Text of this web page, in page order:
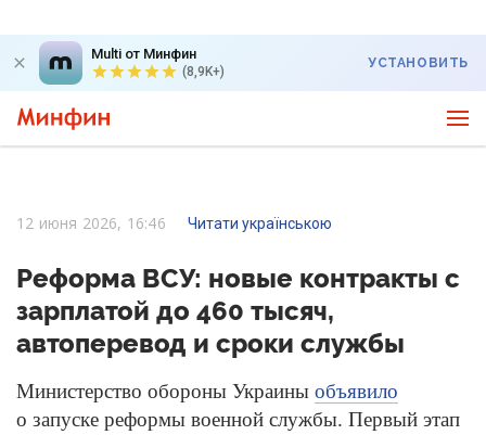
Multi от Минфин
(8,9K+)
УСТАНОВИТЬ
12 июня 2026, 16:46 Читати українською
Реформа ВСУ: новые контракты с
зарплатой до 460 тысяч,
автоперевод и сроки службы
Министерство обороны Украины объявило
о запуске реформы военной службы. Первый этап